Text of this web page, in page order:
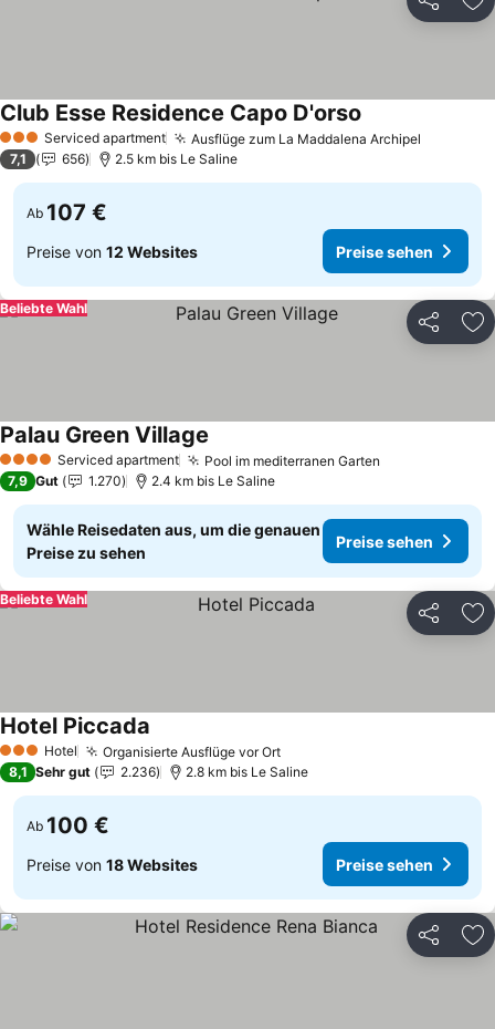
Teilen
3 SterneServiced apartment Ausflüge zum La Maddalena Archipel
Club Esse Residence Capo D'orso
7,1 656 2.5 km bis Le Saline
Ab 107 €
Preise von 12 Websites Preise sehen
Teilen
Beliebte Wahl
4 Sterne Serviced apartment Pool im mediterranen Garten
Palau Green Village
7,9 Gut 1.270 2.4 km bis Le Saline
Wähle Reisedaten aus, um die genauen
Preise zu sehen
Preise sehen
Teilen
Beliebte Wahl
3 SterneHotel Organisierte Ausflüge vor OrtPreise sehen
Hotel Piccada
8,1 Sehr gut 2.236 2.8 km bis Le Saline
Ab 100 €
Preise von 18 Websites Preise sehen
Teilen